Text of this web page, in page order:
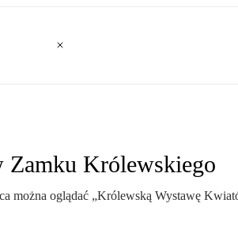
Zamku Królewskiego
oglądać „Królewską Wystawę